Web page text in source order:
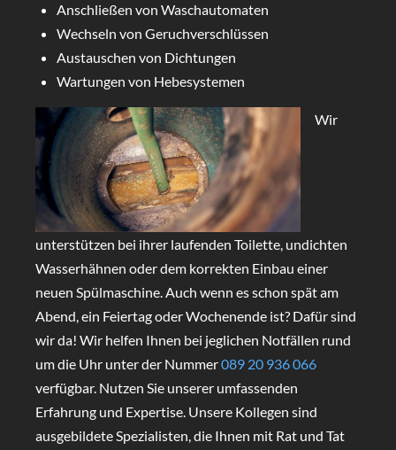
Anschließen von Waschautomaten
Wechseln von Geruchverschlüssen
Austauschen von Dichtungen
Wartungen von Hebesystemen
Wir
unterstützen bei ihrer laufenden Toilette, undichten
Wasserhähnen oder dem korrekten Einbau einer
neuen Spülmaschine. Auch wenn es schon spät am
Abend, ein Feiertag oder Wochenende ist? Dafür sind
wir da! Wir helfen Ihnen bei jeglichen Notfällen rund
um die Uhr unter der Nummer089 20 936 066
verfügbar. Nutzen Sie unserer umfassenden
Erfahrung und Expertise. Unsere Kollegen sind
ausgebildete Spezialisten, die Ihnen mit Rat und Tat